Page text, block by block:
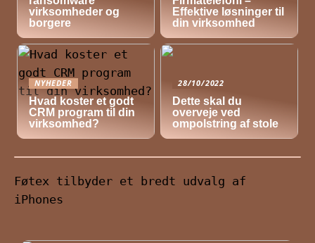
virksomheder og
borgere
Effektive løsninger til
din virksomhed
NYHEDER
Hvad koster et godt
CRM program til din
virksomhed?
28/10/2022
Dette skal du
overveje ved
ompolstring af stole
Føtex tilbyder et bredt udvalg af
iPhones